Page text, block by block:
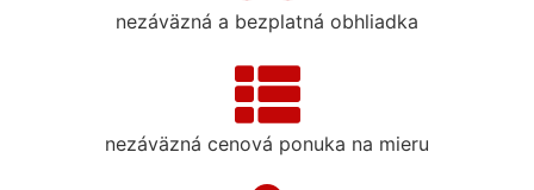
nezáväzná a bezplatná obhliadka
nezáväzná cenová ponuka na mieru